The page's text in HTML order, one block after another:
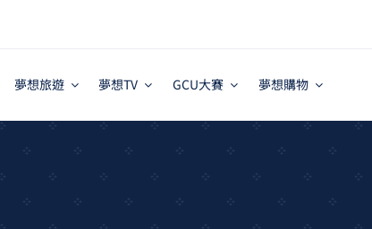
夢想旅遊 夢想TV GCU大賽 夢想購物